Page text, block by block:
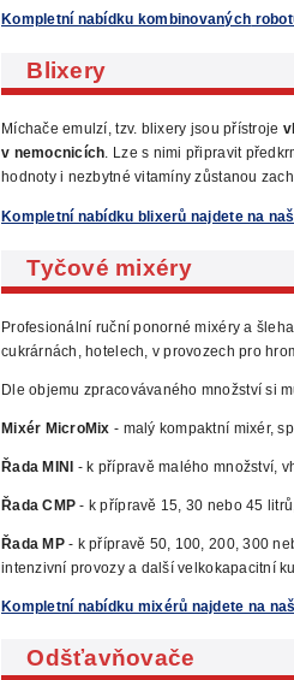
Kompletní nabídku kombinovaných
Blixery
Míchače emulzí, tzv. blixery jsou přístroje
v nemocnicích. Lze s nimi připravit
hodnoty i nezbytné vitamíny zůstanou
Kompletní nabídku blixerů najdete na
Tyčové mixéry
Profesionální ruční ponornémixéry a
cukrárnách, hotelech, v provozech pro
Dle objemu zpracovávaného množství si
Mixér MicroMix - malý kompaktní mixér,
Řada MINI - k přípravě malého množství,
Řada CMP - k přípravě 15, 30 nebo 45
Řada MP- k přípravě 50, 100, 200, 300
intenzivní provozy a další velkokapacitní
Kompletní nabídku mixérů najdete na
Odšťavňovače